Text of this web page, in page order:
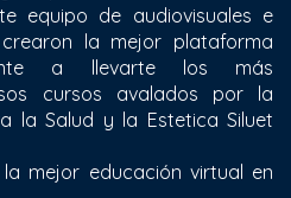
equipo de audiovisuales e
la mejor plataforma
a llevarte los más
cursos avalados por la
la Salud y la Estetica Siluet
mejor educación virtual en